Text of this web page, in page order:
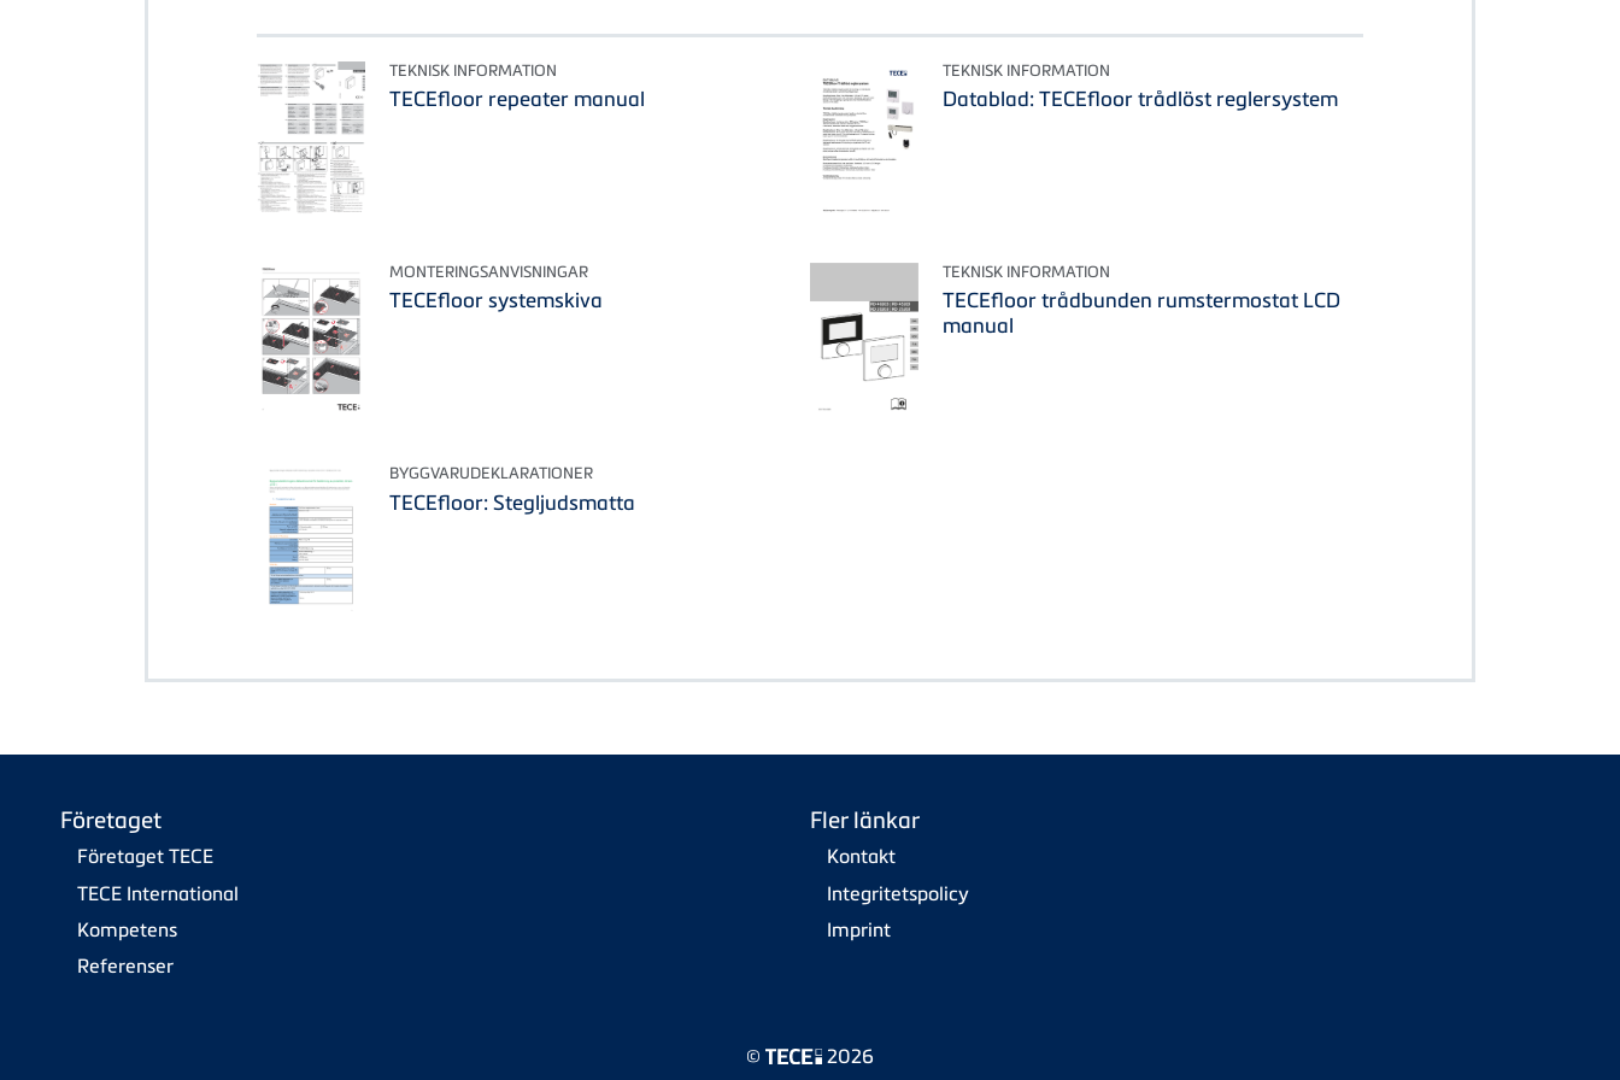
TEKNISK INFORMATION
TECEfloor repeater manual
TEKNISK INFORMATION
Datablad: TECEfloor trådlöst reglersystem
MONTERINGSANVISNINGAR
TECEfloor systemskiva
TEKNISK INFORMATION
TECEfloor trådbunden rumstermostat LCD
manual
BYGGVARUDEKLARATIONER
TECEfloor: Stegljudsmatta
Företaget
Företaget TECE
TECE International
Kompetens
Referenser
Fler länkar
Kontakt
Integritetspolicy
Imprint
© 2026